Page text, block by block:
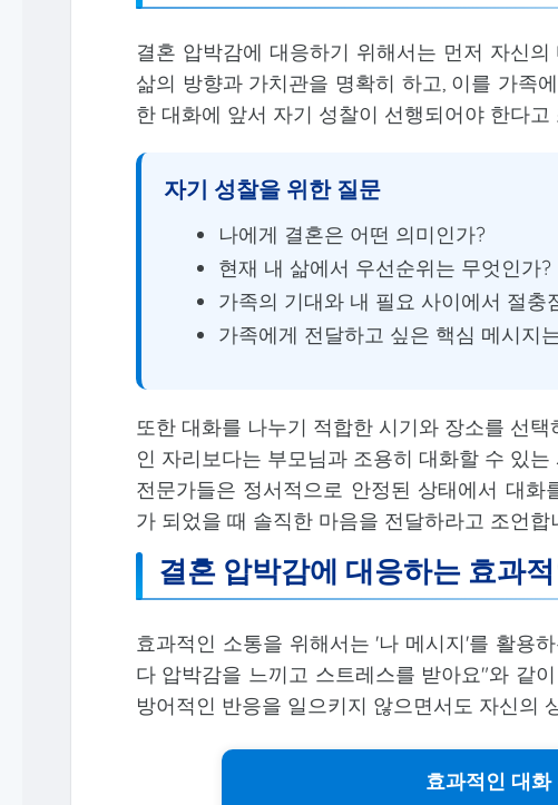
결혼 압박감에 대응하기 위해서는 먼저 자신
삶의 방향과 가치관을 명확히 하고, 이를 가족
한 대화에 앞서 자기 성찰이 선행되어야 한다고
자기 성찰을 위한 질문
나에게 결혼은 어떤 의미인가?
현재 내 삶에서 우선순위는 무엇인가?
가족의 기대와 내 필요 사이에서 절충
가족에게 전달하고 싶은 핵심 메시지
또한 대화를 나누기 적합한 시기와 장소를 선
인 자리보다는 부모님과 조용히 대화할 수 있
전문가들은 정서적으로 안정된 상태에서 대
가 되었을 때 솔직한 마음을 전달하라고 조언합
결혼 압박감에 대응하는 효과
효과적인 소통을 위해서는 '나 메시지'를 활용
다 압박감을 느끼고 스트레스를 받아요"와 같
방어적인 반응을 일으키지 않으면서도 자신의
효과적인 대